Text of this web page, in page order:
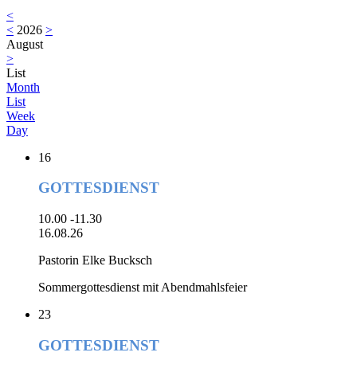
<
< 2026 >
August
>
List
Month
List
Week
Day
16
GOTTESDIENST
10.00 -11.30
16.08.26
Pastorin Elke Bucksch
Sommergottesdienst mit Abendmahlsfeier
23
GOTTESDIENST